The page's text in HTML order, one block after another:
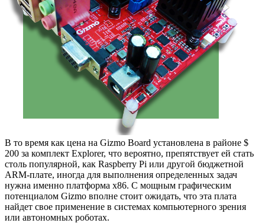
В то время как цена на Gizmo Board установлена в районе $
200 за комплект Explorer, что вероятно, препятствует ей стать
столь популярной, как Raspberry Pi или другой бюджетной
ARM-плате, иногда для выполнения определенных задач
нужна именно платформа x86. С мощным графическим
потенциалом Gizmo вполне стоит ожидать, что эта плата
найдет свое применение в системах компьютерного зрения
или автономных роботах.